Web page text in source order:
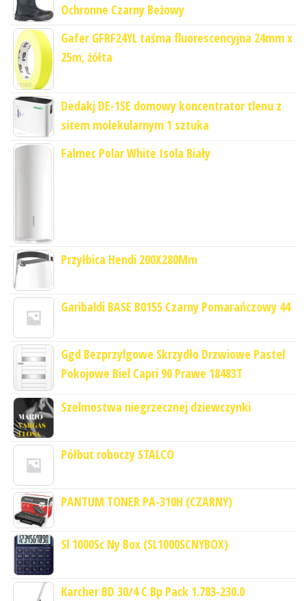
Ochronne Czarny Beżowy
Gafer GFRF24YL taśma fluorescencyjna 24mm x
25m, żółta
Dedakj DE-1SE domowy koncentrator tlenu z
sitem molekularnym 1 sztuka
Falmec Polar White Isola Biały
Przyłbica Hendi 200X280Mm
Garibaldi BASE B0155 Czarny Pomarańczowy 44
Ggd Bezprzylgowe Skrzydło Drzwiowe Pastel
Pokojowe Biel Capri 90 Prawe 18483T
Szelmostwa niegrzecznej dziewczynki
Półbut roboczy STALCO
PANTUM TONER PA-310H (CZARNY)
Sl 1000Sc Ny Box (SL1000SCNYBOX)
Karcher BD 30/4 C Bp Pack 1.783-230.0